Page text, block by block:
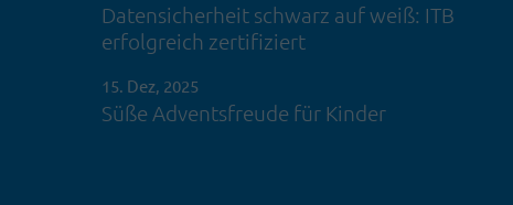
Datensicherheit schwarz auf weiß: ITB
erfolgreich zertifiziert
15. Dez, 2025
Süße Adventsfreude für Kinder